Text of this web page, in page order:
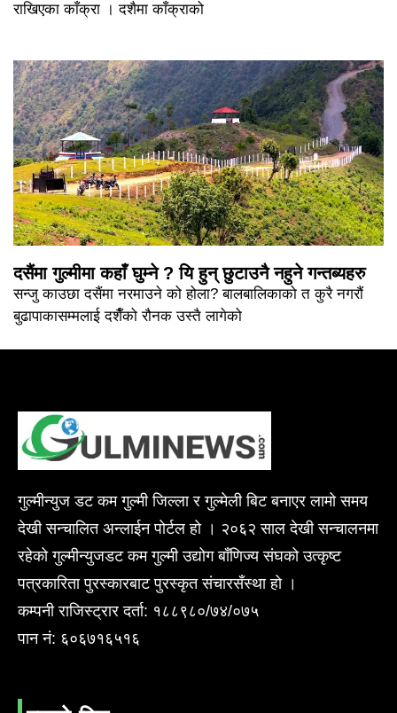
राखिएका काँक्रा । दशैमा काँक्राको
दसैंमा गुल्मीमा कहाँ घुम्ने ? यि हुन् छुटाउनै नहुने गन्तब्यहरु
सन्जु काउछा दसैंमा नरमाउने को होला? बालबालिकाको त कुरै नगरौं
बुढापाकासम्मलाई दशैँको रौनक उस्तै लागेको
गुल्मीन्युज डट कम गुल्मी जिल्ला र गुल्मेली बिट बनाएर लामो समय
देखी सन्चालित अन्लाईन पोर्टल हो । २०६२ साल देखी सन्चालनमा
रहेको गुल्मीन्युजडट कम गुल्मी उद्योग बाँणिज्य संघको उत्कृष्ट
पत्रकारिता पुरस्कारबाट पुरस्कृत संचारसँस्था हो ।
कम्पनी राजिस्ट्रार दर्ता: १८८९८०/७४/०७५
पान नं: ६०६७१६५१६